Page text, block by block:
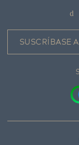
SUSCRÍBASE